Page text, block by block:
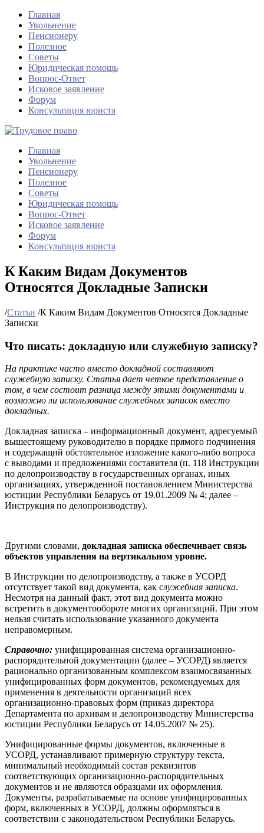
Главная
Увольнение
Пенсионеру
Полезное
Советы
Юридическая помощь
Вопрос-Ответ
Исковое заявление
Форум
Консультация юриста
Главная
Увольнение
Пенсионеру
Полезное
Советы
Юридическая помощь
Вопрос-Ответ
Исковое заявление
Форум
Консультация юриста
К Каким Видам Документов
Относятся Докладные Записки
/Статьи /К Каким Видам Документов Относятся Докладные
Записки
Что писать: докладную или служебную записку?
На практике часто вместо докладной составляют
служебную записку. Статья дает четкое представление о
том, в чем состоит разница между этими документами и
возможно ли использование служебных записок вместо
докладных.
Докладная записка – информационный документ, адресуемый
вышестоящему руководителю в порядке прямого подчинения
и содержащий обстоятельное изложение какого-либо вопроса
с выводами и предложениями составителя (п. 118 Инструкции
по делопроизводству в государственных органах, иных
организациях, утвержденной постановлением Министерства
юстиции Республики Беларусь от 19.01.2009 № 4; далее –
Инструкция по делопроизводству).
Другими словами, докладная записка обеспечивает связь
объектов управления на вертикальном уровне.
В Инструкции по делопроизводству, а также в УСОРД
отсутствует такой вид документа, как служебная записка.
Несмотря на данный факт, этот вид документа можно
встретить в документообороте многих организаций. При этом
нельзя считать использование указанного документа
неправомерным.
Справочно: унифицированная система организационно-
распорядительной документации (далее – УСОРД) является
рационально организованным комплексом взаимосвязанных
унифицированных форм документов, рекомендуемых для
применения в деятельности организаций всех
организационно-правовых форм (приказ директора
Департамента по архивам и делопроизводству Министерства
юстиции Республики Беларусь от 14.05.2007 № 25).
Унифицированные формы документов, включенные в
УСОРД, устанавливают примерную структуру текста,
минимальный необходимый состав реквизитов
соответствующих организационно-распорядительных
документов и не являются образцами их оформления.
Документы, разрабатываемые на основе унифицированных
форм, включенных в УСОРД, должны оформляться в
соответствии с законодательством Республики Беларусь.